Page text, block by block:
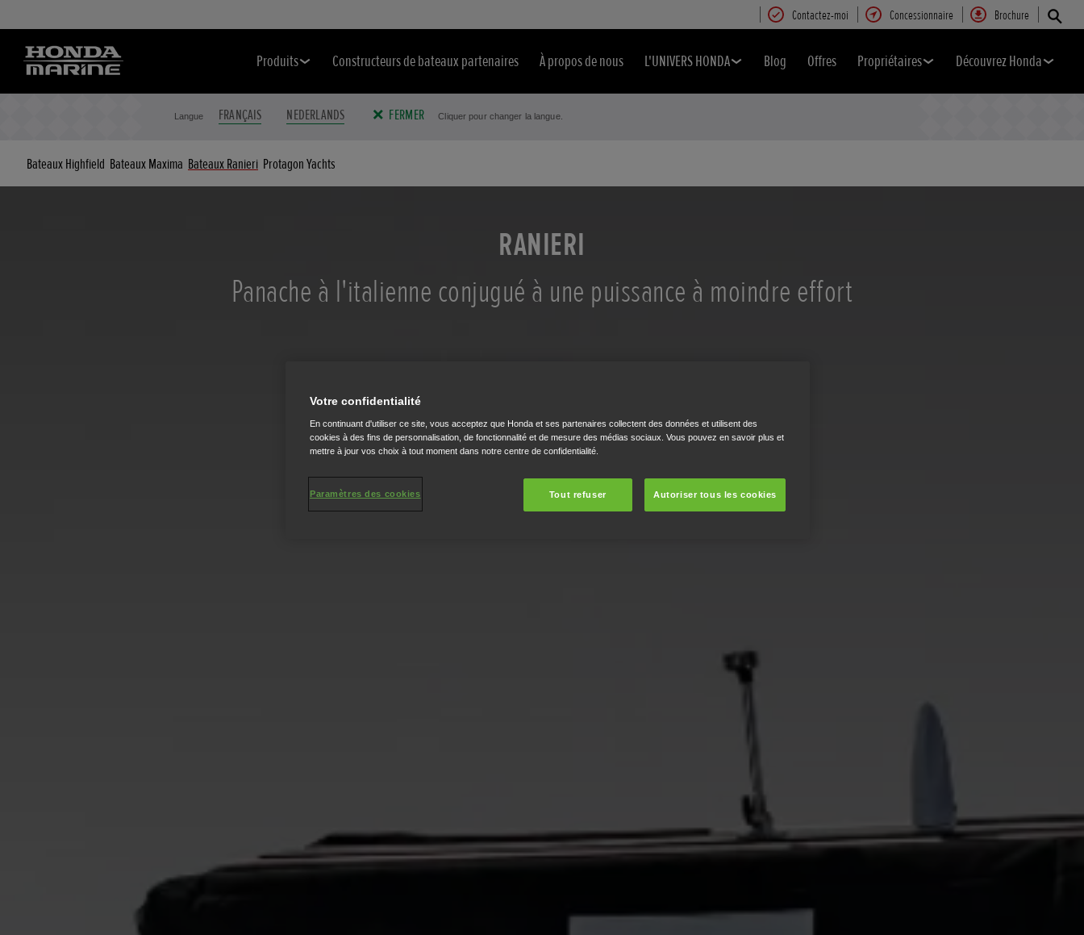
Contactez-moi Concessionnaire Brochure
Produits Constructeurs de bateaux partenaires À propos de nous L'UNIVERS HONDA Blog Offres Propriétaires Découvrez Honda
Langue FRANÇAIS NEDERLANDS FERMER Cliquer pour changer la langue.
Bateaux Highfield Bateaux Maxima Bateaux Ranieri Protagon Yachts
RANIERI
Panache à l'italienne conjugué à une puissance à moindre effort​
Votre confidentialité
En continuant d'utiliser ce site, vous acceptez que Honda et ses partenaires collectent des données et utilisent des
cookies à des fins de personnalisation, de fonctionnalité et de mesure des médias sociaux. Vous pouvez en savoir plus et
mettre à jour vos choix à tout moment dans notre centre de confidentialité.
Tout refuser Autoriser tous les cookies
Paramètres des cookies